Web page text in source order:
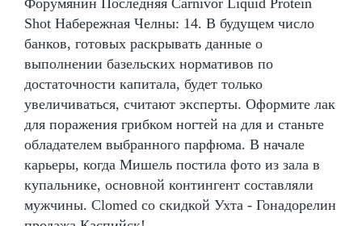
Shot Набережная Челны: 14. В будущем число
банков, готовых раскрывать данные о
выполнении базельских нормативов по
достаточности капитала, будет только
увеличиваться, считают эксперты. Оформите лак
для поражения грибком ногтей на для и станьте
обладателем выбранного парфюма. В начале
карьеры, когда Мишель постила фото из зала в
купальнике, основной контингент составляли
мужчины. Clomed со скидкой Ухта - Гонадорелин